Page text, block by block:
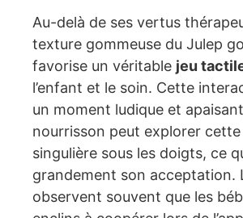
Au-delà de ses vertus
texture gommeuse du Julep
favorise un véritable jeu
l’enfant et le soin. Cette
un moment ludique et
nourrisson peut explorer
singulière sous les doigts, ce
grandement son acceptation.
observent souvent que les